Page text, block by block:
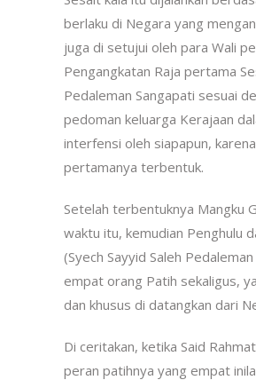
berlaku di Negara yang
juga di setujui oleh para Wali
Pengangkatan Raja pertama
Pedaleman Sangapati sesuai
pedoman keluarga Kerajaan
interfensi oleh siapapun,
pertamanya terbentuk.
Setelah terbentuknya Mangku
waktu itu, kemudian Penghulu
(Syech Sayyid Saleh
empat orang Patih sekaligus,
dan khusus di datangkan dari
Di ceritakan, ketika Said
peran patihnya yang empat